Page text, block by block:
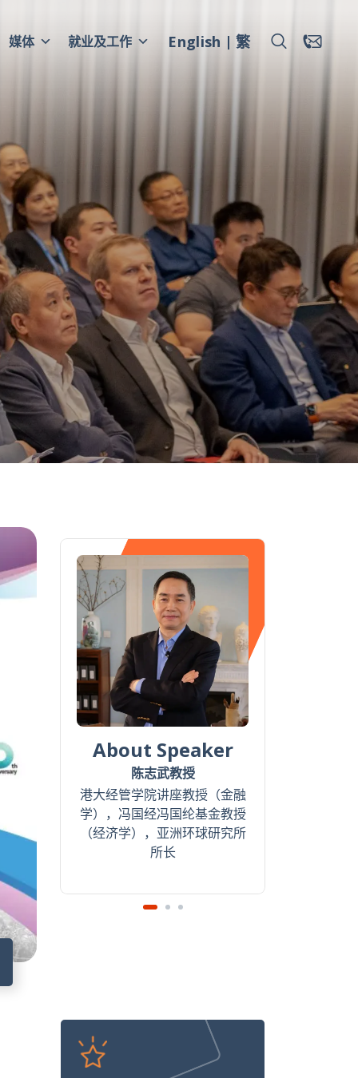
媒体 就业及工作 English 繁
About Speaker
陈志武教授
港大经管学院讲座教授（金融
学），冯国经冯国纶基金教授
（经济学），亚洲环球研究所
所长